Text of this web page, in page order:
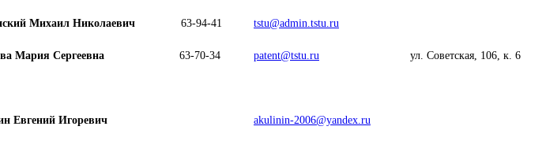
Михаил Николаевич 63-94-41 tstu@admin.tstu.ru
Мария Сергеевна 63-70-34 patent@tstu.ru ул. Советская, 106, к. 6
Евгений Игоревич akulinin-2006@yandex.ru